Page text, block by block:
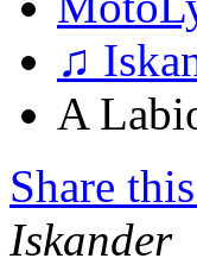
♫
A
Share
Iskander